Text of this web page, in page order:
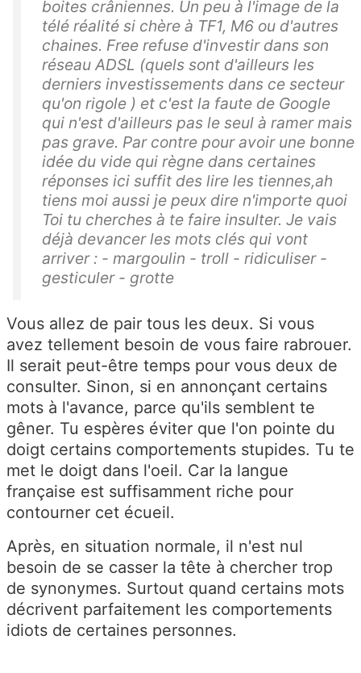
boites crâniennes. Un peu à l'image de la
télé réalité si chère à TF1, M6 ou d'autres
chaines. Free refuse d'investir dans son
réseau ADSL (quels sont d'ailleurs les
derniers investissements dans ce secteur
qu'on rigole ) et c'est la faute de Google
qui n'est d'ailleurs pas le seul à ramer mais
pas grave. Par contre pour avoir une bonne
idée du vide qui règne dans certaines
réponses ici suffit des lire les tiennes,ah
tiens moi aussi je peux dire n'importe quoi
Toi tu cherches à te faire insulter. Je vais
déjà devancer les mots clés qui vont
arriver : - margoulin - troll - ridiculiser -
gesticuler - grotte
Vous allez de pair tous les deux. Si vous
avez tellement besoin de vous faire rabrouer.
Il serait peut-être temps pour vous deux de
consulter. Sinon, si en annonçant certains
mots à l'avance, parce qu'ils semblent te
gêner. Tu espères éviter que l'on pointe du
doigt certains comportements stupides. Tu te
met le doigt dans l'oeil. Car la langue
française est suffisamment riche pour
contourner cet écueil.
Après, en situation normale, il n'est nul
besoin de se casser la tête à chercher trop
de synonymes. Surtout quand certains mots
décrivent parfaitement les comportements
idiots de certaines personnes.